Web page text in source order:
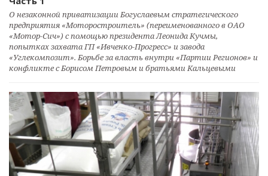
О незаконной приватизации Богуслаевым стратегического
предприятия «Моторостроитель» (переименованного в ОАО
«Мотор-Сич») с помощью президента Леонида Кучмы,
попытках захвата ГП «Ивченко-Прогресс» и завода
«Углекомпозит». Борьбе за власть внутри «Партии Регионов» и
конфликте с Борисом Петровым и братьями Кальцевыми